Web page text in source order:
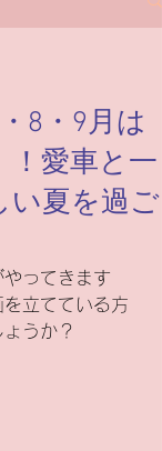
8・9月は
！愛車と一
い夏を過ご
ってきます
立てている方
うか？